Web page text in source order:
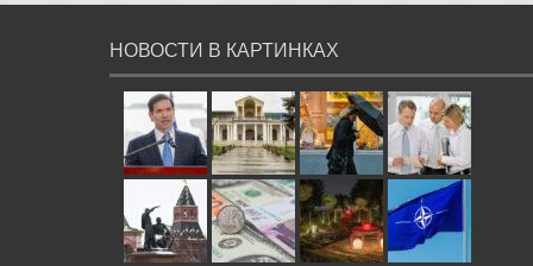
НОВОСТИ В КАРТИНКАХ